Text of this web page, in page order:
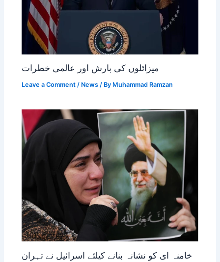
میزائلوں کی بارش اور عالمی خطرات
Leave a Comment / News / By Muhammad Ramzan
خامنہ ای کو نشانہ بنانے کیلئے اسرائیل نے تہران